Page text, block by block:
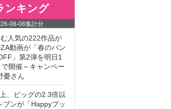
ンキング
08-06集計分
人気の222作品が
動画が「春のパン
」第2弾を明日1
開催～キャンペー
憂さん
、ビッグの2.3倍以
ブンが「Happyプッ